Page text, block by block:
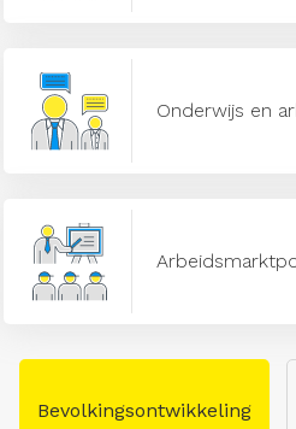
Onderwijs en
Bevolkingsontwikkeling